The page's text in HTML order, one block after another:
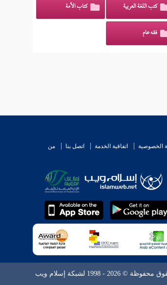
كتب اللغة العربية كتاب الأمة
فقه عام
الخصوصية اتفاقية الخدمة اتصل بنا
من
© 2026 - 1998 لشبكة إسلام ويب